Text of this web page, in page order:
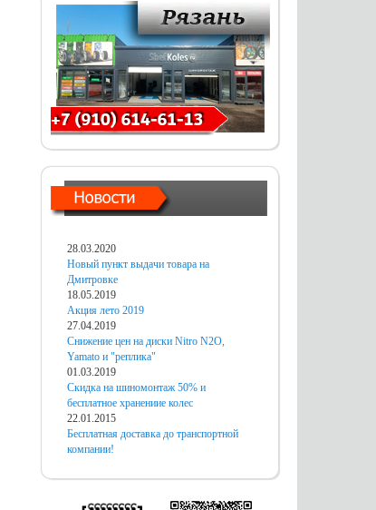
28.03.2020
Новый пункт выдачи товара на
Дмитровке
18.05.2019
Акция лето 2019
27.04.2019
Снижение цен на диски Nitro N2O,
Yamato и "реплика"
01.03.2019
Скидка на шиномонтаж 50% и
бесплатное хранениие колес
22.01.2015
Бесплатная доставка до транспортной
компании!